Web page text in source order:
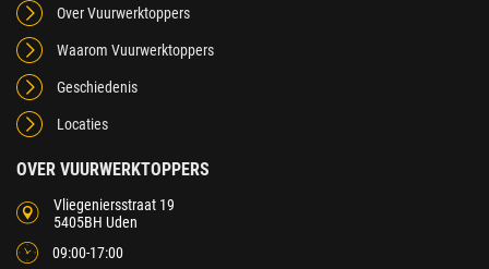
Over Vuurwerktoppers
Waarom Vuurwerktoppers
Geschiedenis
Locaties
OVER VUURWERKTOPPERS
Vliegeniersstraat 19
5405BH Uden
09:00-17:00